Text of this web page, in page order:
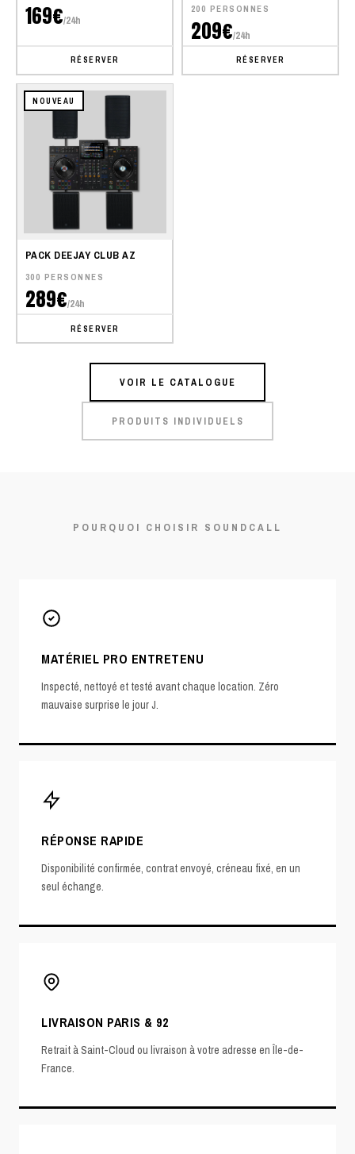
169€/24h
RÉSERVER
200 PERSONNES
209€/24h
RÉSERVER
NOUVEAU
PACK DEEJAY CLUB AZ
300 PERSONNES
289€/24h
RÉSERVER
VOIR LE CATALOGUE
PRODUITS INDIVIDUELS
POURQUOI CHOISIR SOUNDCALL
MATÉRIEL PRO ENTRETENU
Inspecté, nettoyé et testé avant chaque location. Zéro
mauvaise surprise le jour J.
RÉPONSE RAPIDE
Disponibilité confirmée, contrat envoyé, créneau fixé, en un
seul échange.
LIVRAISON PARIS & 92
Retrait à Saint-Cloud ou livraison à votre adresse en Île-de-
France.